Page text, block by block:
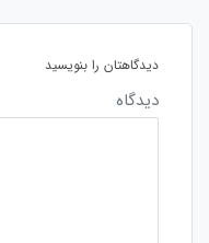
دیدگاهتان را بنویسید
دیدگاه